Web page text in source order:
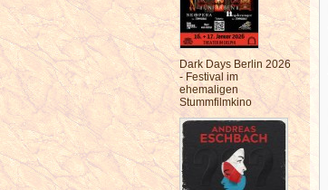
Dark Days Berlin 2026
- Festival im
ehemaligen
Stummfilmkino